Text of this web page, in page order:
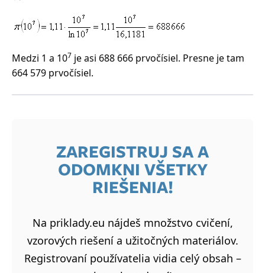
Medzi 1 a 107 je asi 688 666 prvočísiel. Presne je tam
664 579 prvočísiel.
ZAREGISTRUJ SA A
ODOMKNI VŠETKY
RIEŠENIA!
Na priklady.eu nájdeš množstvo cvičení,
vzorových riešení a užitočných materiálov.
Registrovaní používatelia vidia celý obsah –